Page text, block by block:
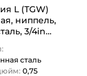
L (TGW)
ниппель,
3/4in
сталь
0,75